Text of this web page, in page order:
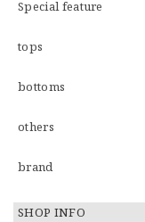
Special feature
tops
bottoms
others
brand
SHOP INFO